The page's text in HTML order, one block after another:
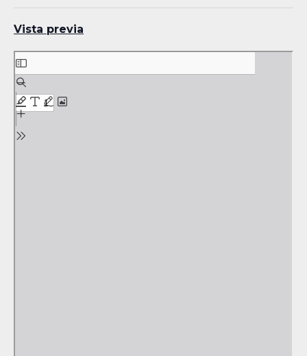
Vista previa
Skip
to
PDF
content